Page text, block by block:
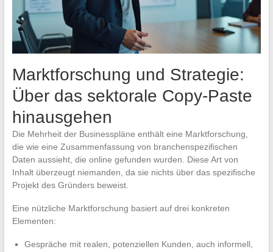
Marktforschung und Strategie:
Über das sektorale Copy-Paste
hinausgehen
Die Mehrheit der Businesspläne enthält eine Marktforschung,
die wie eine Zusammenfassung von branchenspezifischen
Daten aussieht, die online gefunden wurden. Diese Art von
Inhalt überzeugt niemanden, da sie nichts über das spezifische
Projekt des Gründers beweist.
Eine nützliche Marktforschung basiert auf drei konkreten
Elementen:
Gespräche mit realen, potenziellen Kunden, auch informell,